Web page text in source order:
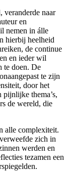
veranderde naar
en
nemen in álle
hierbij heelheid
de continue
en ieder wil
te doen. De
te zijn
door het
pijnlijke thema’s,
de wereld, die
alle complexiteit.
zich in
werden en
tezamen een